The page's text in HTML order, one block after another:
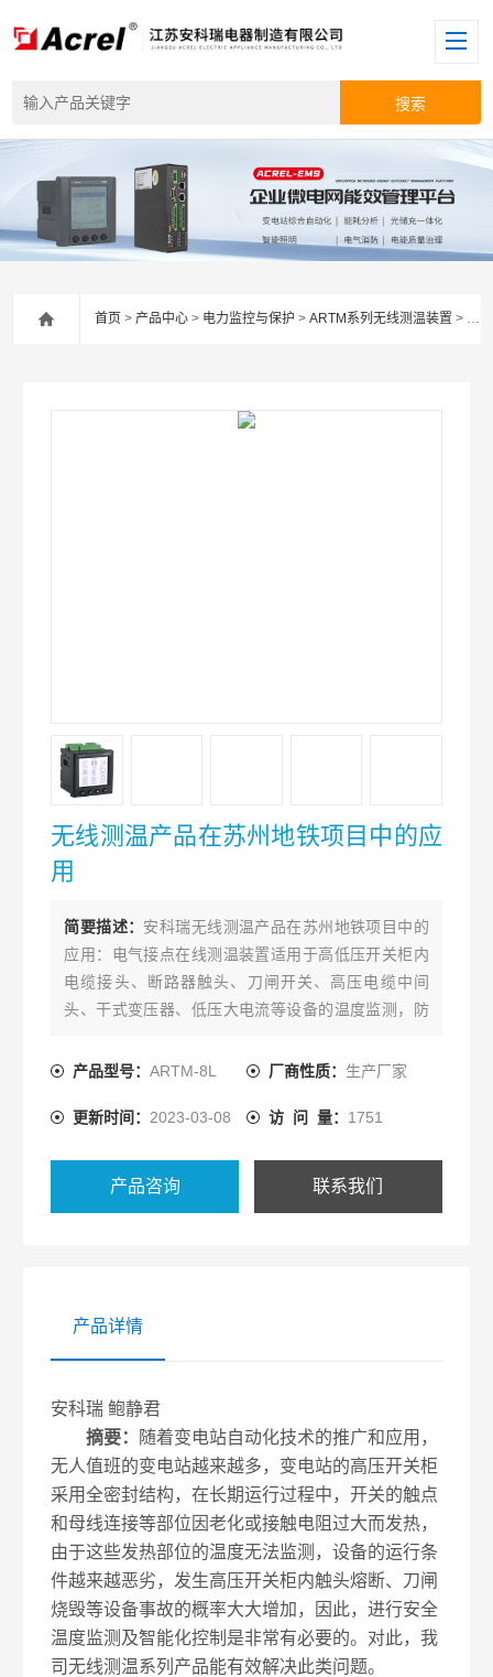
首页 >产品中心 > 电力监控与保护 >ARTM系列无线测温装置 > ARTM-8L无线测温产品在苏州地铁项目中的应用
无线测温产品在苏州地铁项目中的应
用
简要描述： 安科瑞无线测温产品在苏州地铁项目中的
应用：电气接点在线测温装置适用于高低压开关柜内
电缆接头、断路器触头、刀闸开关、高压电缆中间
头、干式变压器、低压大电流等设备的温度监测，防
接触电阻过大而发热成为安全隐患，提高设备安全保
事故率。
产品型号：ARTM-8L 厂商性质： 生产厂家
更新时间： 2023-03-08 访 问 量： 1751
产品咨询 联系我们
产品详情
安科瑞 鲍静君
摘要：
随着变电站自动化技术的推广和应用，
无人值班的变电站越来越多，变电站的高压开关柜
采用全密封结构，在长期运行过程中，开关的触点
和母线连接等部位因老化或接触电阻过大而发热，
由于这些发热部位的温度无法监测，设备的运行条
件越来越恶劣，发生高压开关柜内触头熔断、刀闸
烧毁等设备事故的概率大大增加，因此，进行安全
温度监测及智能化控制是非常有必要的。对此，我
司无线测温系列产品能有效解决此类问题。